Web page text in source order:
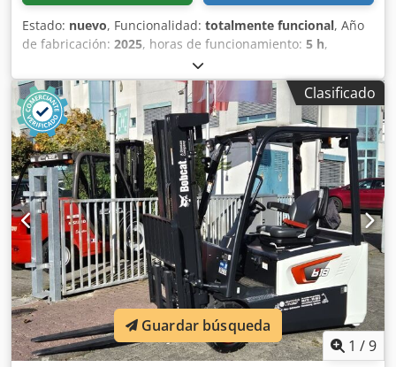
Estado: nuevo, Funcionalidad: totalmente funcional, Año
de fabricación: 2025, horas de funcionamiento: 5 h,
1.600 kg, altura de elevación:
mm, ascensor libre:1.520 mm, tipo de combustible:
eléctrico
, tipo de mástil:triple, altura de construcción:
2.108 mm, longitud de la horquilla: 1.150 mm
, peso en
vacío:1.340 kg, longitud total:1.964 mm, tipo de
accionamiento:Elektro , ancho de construcción: 820 mm,
Transpaleta Centro de carga: 600 Ancho de la horquilla:
560 mm Tipo de mástil: Triplex Condición: Nuevo Estado
técnico: Nuevo Tipo de neumáticos delanteros: poliuretano
Estado de los neumáticos delanteros: 80 - 100% Tipo de
neumáticos traseros: poliuretano Estado de los neumáticos
traseros: 80 - 100% Voltaje de la batería: 24 V Batería Ah:
150 Ah Djdowi Acgepfx Ahqsck Tipo de batería: iones de
litio Año de fabricación de la batería: 2025 Estado de la
batería: 80 - 100% Carrera inicial, carrera libre completa,
certificado CE, Batería de iones de litio que no requiere
mantenimiento.
Clasificado
1 /9
Guardar búsqueda